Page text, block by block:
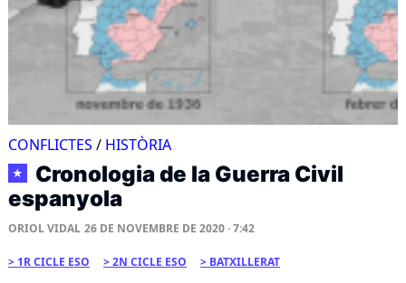
CONFLICTES / HISTÒRIA
★
Cronologia de la Guerra Civil
espanyola
ORIOL VIDAL 26 DE NOVEMBRE DE 2020 · 7:42
1R CICLE ESO 2N CICLE ESO BATXILLERAT